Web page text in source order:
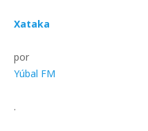
Xataka
por
Yúbal FM
.